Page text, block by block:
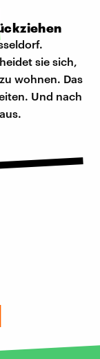
sie sich,
wohnen. Das
Und nach